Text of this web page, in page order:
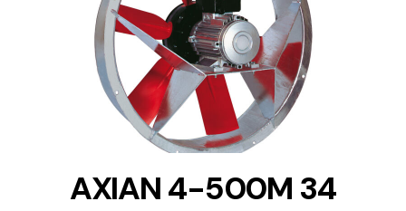
DETAILS
AXIAN 4-500M 34